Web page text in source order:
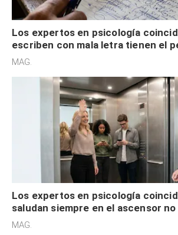
Los expertos en psicología
escriben con mala letra tienen el
acelerado y no lo hacen por
MAG.
Los expertos en psicología
saludan siempre en el ascensor no
defensiva y tienen apertura social
MAG.